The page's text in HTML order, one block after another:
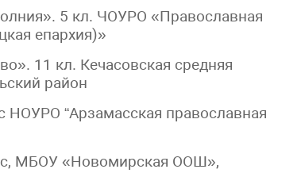
5 кл. ЧОУРО «Православная
епархия)»
11 кл. Кечасовская средняя
район
“Арзамасская православная
МБОУ «Новомирская ООШ»,